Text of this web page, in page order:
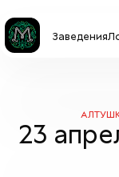
Заведения
23